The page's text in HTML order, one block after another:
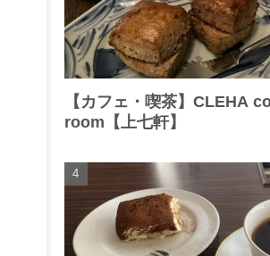
【カフェ・喫茶】CLEHA
room【上七軒】